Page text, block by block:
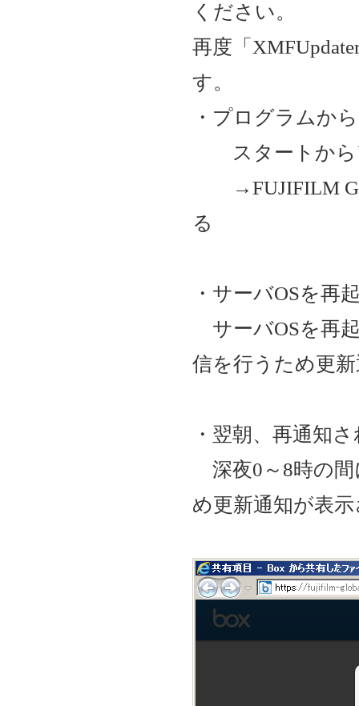
ください。
再度「
す。
・プログラムか
スタートから
→FUJIFILM GA-
る
・サーバOSを再
サーバOSを再
信を行うため更
・翌朝、再通知
深夜0～8時の間
め更新通知が表